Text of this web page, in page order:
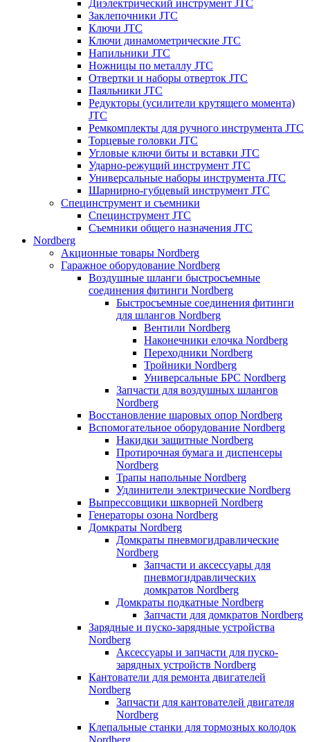
Диэлектрический инструмент JTC
Заклепочники JTC
Ключи JTC
Ключи динамометрические JTC
Напильники JTC
Ножницы по металлу JTC
Отвертки и наборы отверток JTC
Паяльники JTC
Редукторы (усилители крутящего момента)
JTC
Ремкомплекты для ручного инструмента JTC
Торцевые головки JTC
Угловые ключи биты и вставки JTC
Ударно-режущий инструмент JTC
Универсальные наборы инструмента JTC
Шарнирно-губцевый инструмент JTC
Специнструмент и съемники
Специнструмент JTC
Съемники общего назначения JTC
Nordberg
Акционные товары Nordberg
Гаражное оборудование Nordberg
Воздушные шланги быстросъемные
соединения фитинги Nordberg
Быстросъемные соединения фитинги
для шлангов Nordberg
Вентили Nordberg
Наконечники елочка Nordberg
Переходники Nordberg
Тройники Nordberg
Универсальные БРС Nordberg
Запчасти для воздушных шлангов
Nordberg
Восстановление шаровых опор Nordberg
Вспомогательное оборудование Nordberg
Накидки защитные Nordberg
Протирочная бумага и диспенсеры
Nordberg
Трапы напольные Nordberg
Удлинители электрические Nordberg
Выпрессовщики шкворней Nordberg
Генераторы озона Nordberg
Домкраты Nordberg
Домкраты пневмогидравлические
Nordberg
Запчасти и аксессуары для
пневмогидравлических
домкратов Nordberg
Домкраты подкатные Nordberg
Запчасти для домкратов Nordberg
Зарядные и пуско-зарядные устройства
Nordberg
Аксессуары и запчасти для пуско-
зарядных устройств Nordberg
Кантователи для ремонта двигателей
Nordberg
Запчасти для кантователей двигателя
Nordberg
Клепальные станки для тормозных колодок
Nordberg